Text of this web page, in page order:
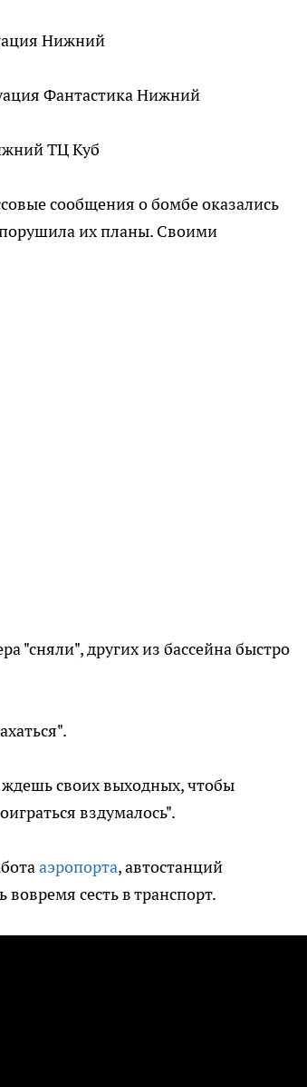
сообщения о бомбе оказались
их планы. Своими
"сняли", других из бассейна быстро
своих выходных, чтобы
вздумалось".
аэропорта, автостанций
сесть в транспорт.